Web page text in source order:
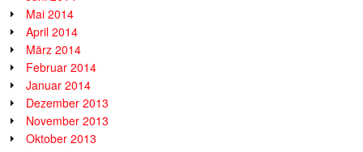
Mai 2014
April 2014
März 2014
Februar 2014
Januar 2014
Dezember 2013
November 2013
Oktober 2013